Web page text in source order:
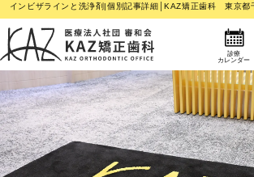
インビザラインと洗浄剤|個別記事詳細│KAZ矯正歯科 東京都
診療
カレンダー
医院案内
矯正歯科治療のご案内